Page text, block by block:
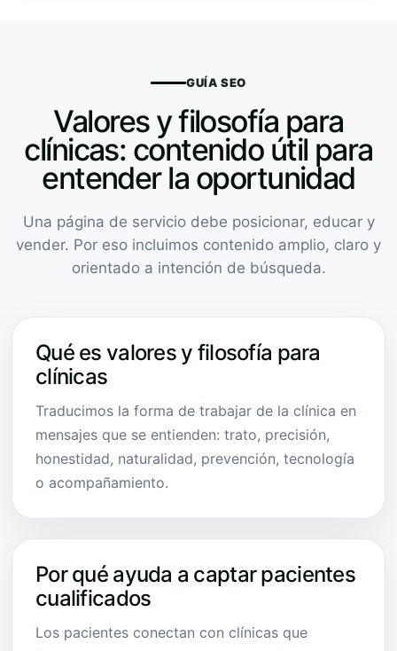
GUÍA SEO
Valores y filosofía para
clínicas: contenido útil para
entender la oportunidad
Una página de servicio debe posicionar, educar y
vender. Por eso incluimos contenido amplio, claro y
orientado a intención de búsqueda.
Qué es valores y filosofía para
clínicas
Traducimos la forma de trabajar de la clínica en
mensajes que se entienden: trato, precisión,
honestidad, naturalidad, prevención, tecnología
o acompañamiento.
Por qué ayuda a captar pacientes
cualificados
Los pacientes conectan con clínicas que